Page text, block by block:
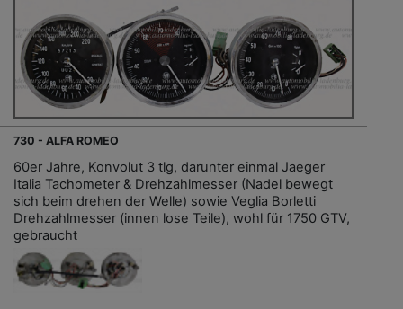
730 - ALFA ROMEO
60er Jahre, Konvolut 3 tlg, darunter einmal Jaeger
Italia Tachometer & Drehzahlmesser (Nadel bewegt
sich beim drehen der Welle) sowie Veglia Borletti
Drehzahlmesser (innen lose Teile), wohl für 1750 GTV,
gebraucht